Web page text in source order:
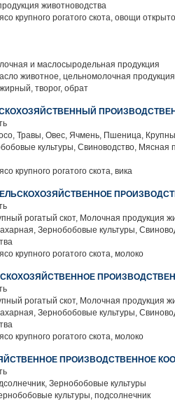
животноводства
крупного рогатого скота, овощи
и маслосыродельная продукция
животное, цельномолочная
творог, обрат
Травы, Овес, Ячмень, Пшеница,
культуры, Свиноводство, Мясная
крупного рогатого скота, вика
рогатый скот, Молочная продукция
Зернобобовые культуры,
крупного рогатого скота, молоко
рогатый скот, Молочная продукция
Зернобобовые культуры,
крупного рогатого скота, молоко
ПРОИЗВОДСТВЕННОЕ
Зернобобовые культуры
культуры, подсолнечник